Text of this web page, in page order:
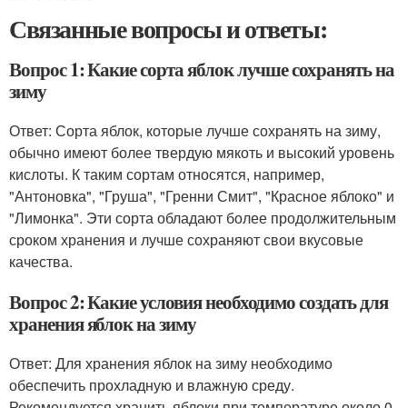
Связанные вопросы и ответы:
Вопрос 1: Какие сорта яблок лучше сохранять на
зиму
Ответ: Сорта яблок, которые лучше сохранять на зиму,
обычно имеют более твердую мякоть и высокий уровень
кислоты. К таким сортам относятся, например,
"Антоновка", "Груша", "Гренни Смит", "Красное яблоко" и
"Лимонка". Эти сорта обладают более продолжительным
сроком хранения и лучше сохраняют свои вкусовые
качества.
Вопрос 2: Какие условия необходимо создать для
хранения яблок на зиму
Ответ: Для хранения яблок на зиму необходимо
обеспечить прохладную и влажную среду.